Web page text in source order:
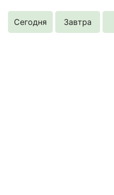
Сегодня Завтра